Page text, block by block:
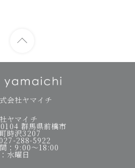
会社ヤマイチ
ヤマイチ
群馬県前橋市
時沢3207
288-5922
：9:00～18:00
水曜日